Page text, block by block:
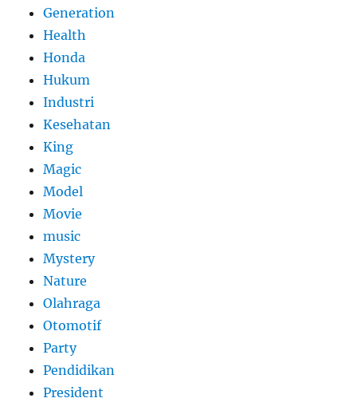
Generation
Health
Honda
Hukum
Industri
Kesehatan
King
Magic
Model
Movie
music
Mystery
Nature
Olahraga
Otomotif
Party
Pendidikan
President